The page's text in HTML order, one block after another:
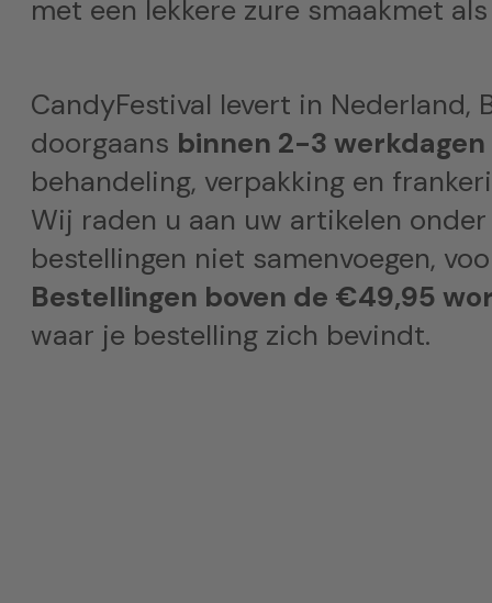
met een lekkere zure smaakmet
CandyFestival levert in Nederland,
doorgaans binnen 2-3
behandeling, verpakking en
Wij raden u aan uw artikelen
bestellingen niet samenvoegen,
Bestellingen boven de €49,95
waar je bestelling zich bevindt.